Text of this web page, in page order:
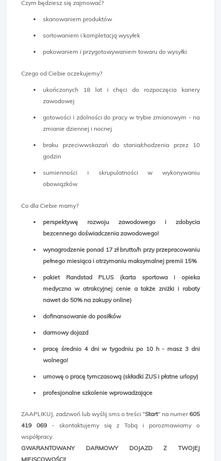
Czym będziesz się zajmować?
skanowaniem produktów
sortowaniem i kompletacją wysyłek
pakowaniem i przygotowywaniem towaru do wysyłki
Czego od Ciebie oczekujemy?
ukończonych 18 lat i chęci do rozpoczęcia kariery
zawodowej
gotowości i zdolności do pracy w trybie zmianowym - na
zmianie dziennej i nocnej
braku przeciwwskazań do stania/chodzenia przez 10
godzin
sumienności i skrupulatności w wykonywaniu
obowiązków
Co dla Ciebie mamy?
perspektywę rozwoju zawodowego i zdobycia
bezcennego doświadczenia zawodowego!
wynagrodzenie ponad 17 zł brutto/h przy przepracowaniu
pełnego miesiąca i otrzymaniu maksymalnej premii 15%
pakiet Randstad PLUS (karta sportowa i opieka
medyczna w atrakcyjnej cenie a także zniżki i rabaty
nawet do 50% na zakupy online)
dofinansowanie do posiłków
darmowy dojazd
pracę średnio 4 dni w tygodniu po 10 h - masz 3 dni
wolnego!
umowę o pracę tymczasową (składki ZUS i płatne urlopy)
profesjonalne szkolenie wprowadzające
ZAAPLIKUJ, zadzwoń lub wyślij sms o treści "Start" na numer605
419 069- skontaktujemy się z Tobą i porozmawiamy o
współpracy.
GWARANTOWANY DARMOWY DOJAZD Z TWOJEJ
MIEJSCOWOŚCI!